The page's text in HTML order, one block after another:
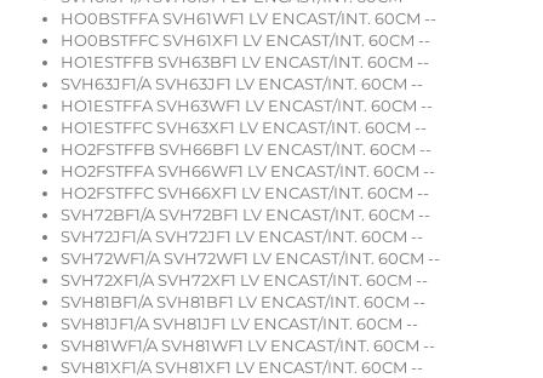
HO0BSTFFA SVH61WF1 LV ENCAST/INT. 60CM --
HO0BSTFFC SVH61XF1 LV ENCAST/INT. 60CM --
HO1ESTFFB SVH63BF1 LV ENCAST/INT. 60CM --
SVH63JF1/A SVH63JF1 LV ENCAST/INT. 60CM --
HO1ESTFFA SVH63WF1 LV ENCAST/INT. 60CM --
HO1ESTFFC SVH63XF1 LV ENCAST/INT. 60CM --
HO2FSTFFB SVH66BF1 LV ENCAST/INT. 60CM --
HO2FSTFFA SVH66WF1 LV ENCAST/INT. 60CM --
HO2FSTFFC SVH66XF1 LV ENCAST/INT. 60CM --
SVH72BF1/A SVH72BF1 LV ENCAST/INT. 60CM --
SVH72JF1/A SVH72JF1 LV ENCAST/INT. 60CM --
SVH72WF1/A SVH72WF1 LV ENCAST/INT. 60CM --
SVH72XF1/A SVH72XF1 LV ENCAST/INT. 60CM --
SVH81BF1/A SVH81BF1 LV ENCAST/INT. 60CM --
SVH81JF1/A SVH81JF1 LV ENCAST/INT. 60CM --
SVH81WF1/A SVH81WF1 LV ENCAST/INT. 60CM --
SVH81XF1/A SVH81XF1 LV ENCAST/INT. 60CM --